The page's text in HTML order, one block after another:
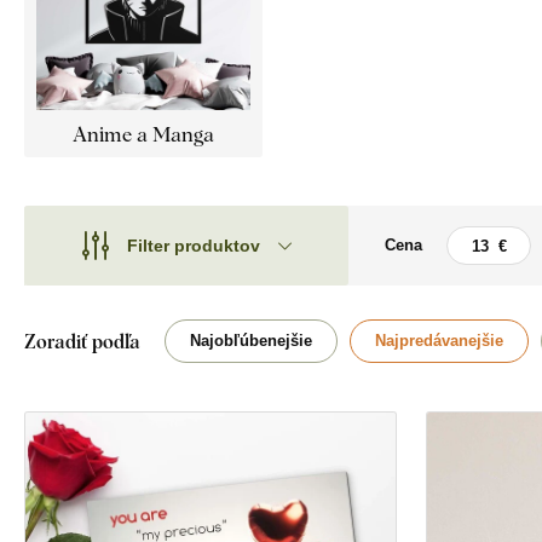
Anime a Manga
Filter produktov
Motív
Tvar
Umiestnenie
Orientácia
Cena
Motív
Autá
Zoradiť podľa Najobľúbenejšie Najpredávanejšie